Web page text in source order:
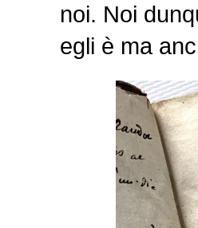
noi. Noi
egli è ma